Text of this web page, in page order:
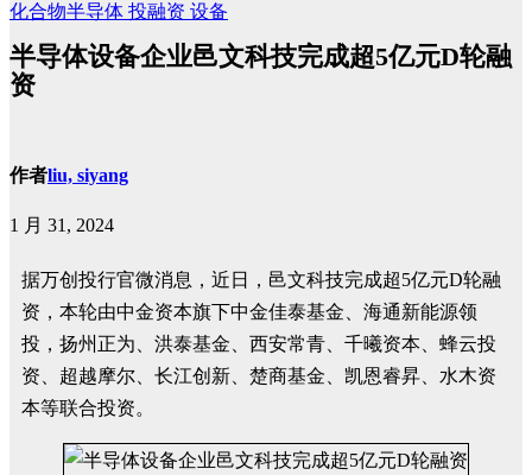
化合物半导体 投融资 设备
半导体设备企业邑文科技完成超5亿元D轮融
资
作者liu, siyang
1 月 31, 2024
据万创投行官微消息，近日，邑文科技完成超5亿元D轮融
资，本轮由中金资本旗下中金佳泰基金、海通新能源领
投，扬州正为、洪泰基金、西安常青、千曦资本、蜂云投
资、超越摩尔、长江创新、楚商基金、凯恩睿昇、水木资
本等联合投资。